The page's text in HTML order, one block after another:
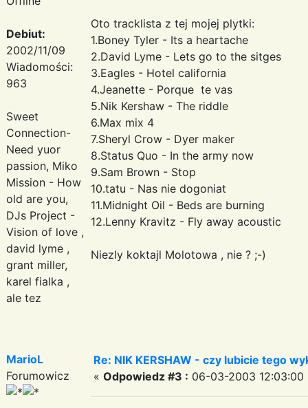
Debiut:
2002/11/09
Wiadomości:
963
Sweet
Connection-
Need yuor
passion, Miko
Mission - How
old are you,
DJs Project -
Vision of love ,
david lyme ,
grant miller,
karel fialka ,
ale tez
Oto tracklista z tej mojej plytki:
1.Boney Tyler - Its a heartache
2.David Lyme - Lets go to the sitges
3.Eagles - Hotel california
4.Jeanette - Porque te vas
5.Nik Kershaw - The riddle
6.Max mix 4
7.Sheryl Crow - Dyer maker
8.Status Quo - In the army now
9.Sam Brown - Stop
10.tatu - Nas nie dogoniat
11.Midnight Oil - Beds are burning
12.Lenny Kravitz - Fly away acoustic
Niezly koktajl Molotowa , nie ? ;-)
MarioL
Forumowicz
Re: NIK KERSHAW - czy lubicie tego
« Odpowiedz #3 : 06-03-2003 12:03:00